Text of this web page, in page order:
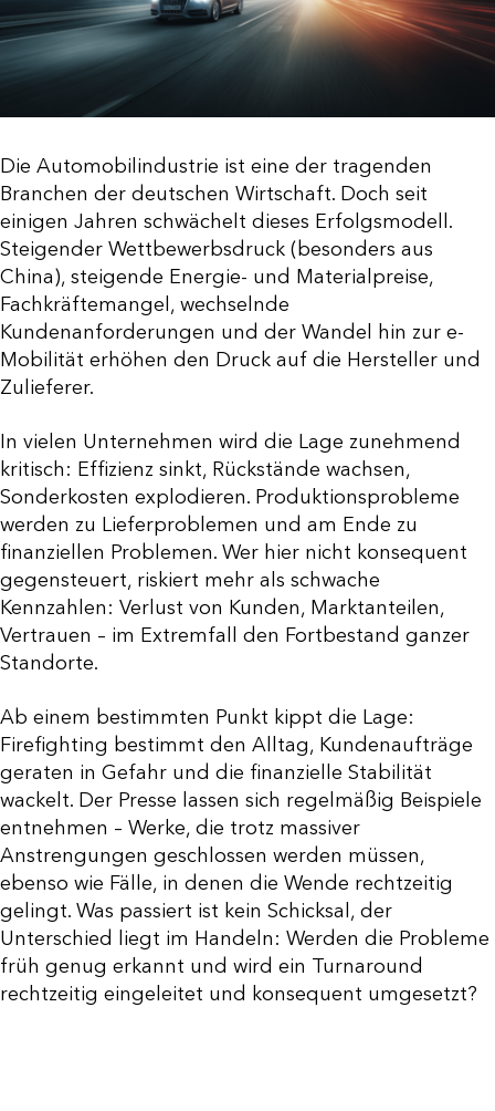
Die Automobilindustrie ist eine der tragenden
Branchen der deutschen Wirtschaft. Doch seit
einigen Jahren schwächelt dieses Erfolgsmodell.
Steigender Wettbewerbsdruck (besonders aus
China), steigende Energie- und Materialpreise,
Fachkräftemangel, wechselnde
Kundenanforderungen und der Wandel hin zur e-
Mobilität erhöhen den Druck auf die Hersteller und
Zulieferer.
In vielen Unternehmen wird die Lage zunehmend
kritisch: Effizienz sinkt, Rückstände wachsen,
Sonderkosten explodieren. Produktionsprobleme
werden zu Lieferproblemen und am Ende zu
finanziellen Problemen. Wer hier nicht konsequent
gegensteuert, riskiert mehr als schwache
Kennzahlen: Verlust von Kunden, Marktanteilen,
Vertrauen – im Extremfall den Fortbestand ganzer
Standorte.
Ab einem bestimmten Punkt kippt die Lage:
Firefighting bestimmt den Alltag, Kundenaufträge
geraten in Gefahr und die finanzielle Stabilität
wackelt. Der Presse lassen sich regelmäßig Beispiele
entnehmen – Werke, die trotz massiver
Anstrengungen geschlossen werden müssen,
ebenso wie Fälle, in denen die Wende rechtzeitig
gelingt. Was passiert ist kein Schicksal, der
Unterschied liegt im Handeln: Werden die Probleme
früh genug erkannt und wird ein Turnaround
rechtzeitig eingeleitet und konsequent umgesetzt?